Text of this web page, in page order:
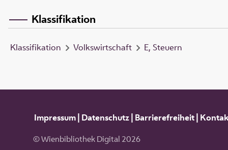
Klassifikation
Klassifikation Volkswirtschaft E, Steuern
Impressum| Datenschutz| Barrierefreiheit|
© Wienbibliothek Digital 2026